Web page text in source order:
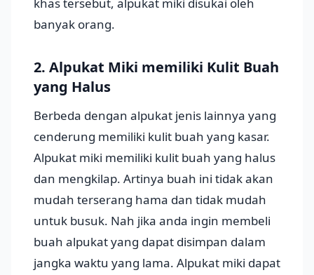
banyak orang.
2. Alpukat Miki memiliki Kulit Buah
yang Halus
Berbeda dengan alpukat jenis lainnya yang
cenderung memiliki kulit buah yang kasar.
Alpukat miki memiliki kulit buah yang halus
dan mengkilap. Artinya buah ini tidak akan
mudah terserang hama dan tidak mudah
untuk busuk. Nah jika anda ingin membeli
buah alpukat yang dapat disimpan dalam
jangka waktu yang lama. Alpukat miki dapat